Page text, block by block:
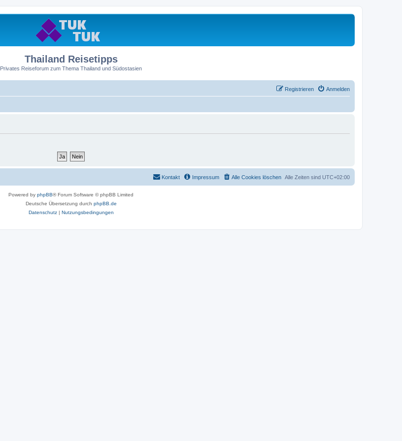
Thailand Reisetipps
Privates Reiseforum zum Thema Thailand und Südostasien
Anmelden
Registrieren
Alle Zeiten sind UTC+02:00
Alle Cookies löschen
Impressum
Kontakt
Powered by phpBB® Forum Software © phpBB Limited
Deutsche Übersetzung durch phpBB.de
Datenschutz| Nutzungsbedingungen